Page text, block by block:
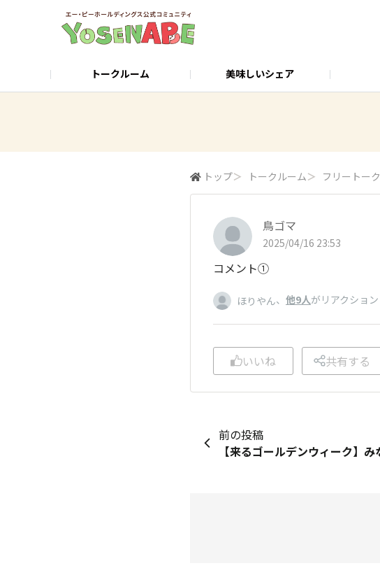
トークルーム 美味しいシェア
トップ＞ トークルーム＞ フリートーク
鳥ゴマ
2025/04/16 23:53
コメント①
ほりやん、 他9人がリアクション
いいね 共有する
前の投稿